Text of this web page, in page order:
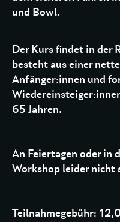
und Bowl.
Der Kurs findet in der
besteht aus einer
Anfänger:innen und
65 Jahren.
An Feiertagen oder in
Workshop leider nicht
Teilnahmegebühr: